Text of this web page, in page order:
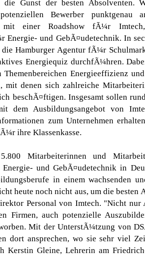
die Gunst der besten Absolventen.
Bewerber punktgenau
einer Roadshow fÃ¼r Imtech,
Energie- und GebÃ¤udetechnik. In
Hamburger Agentur fÃ¼r
Energiequiz durchfÃ¼hren.
Energieeffizienz
mit denen sich zahlreiche
beschÃ¤ftigen. Insgesamt sollen
dem Ausbildungsangebot von
zum Unternehmen
ihre Klassenkasse.
Mitarbeiterinnen und
Energie- und GebÃ¤udetechnik in
in einem wachsenden
heute noch nicht aus, um die besten
Personal von Imtech. "Nicht nur
Firmen, auch potenzielle
Mit der UnterstÃ¼tzung von
dort ansprechen, wo sie sehr viel
Kerstin Gleine, Lehrerin am